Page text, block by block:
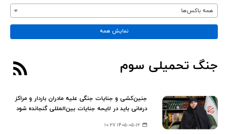
جنگ تحمیلی سوم
جنین‌کشی و جنایات جنگی علیه مادران باردار و مراکز
درمانی باید در لایحه جنایات بین‌المللی گنجانده شود
۱۴۰۵-۰۵-۱۲ ۱۰:۲۷
همه باکس‌ها
نمایش همه